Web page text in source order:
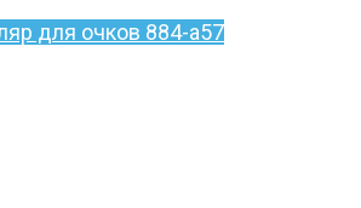
для очков 884-а57